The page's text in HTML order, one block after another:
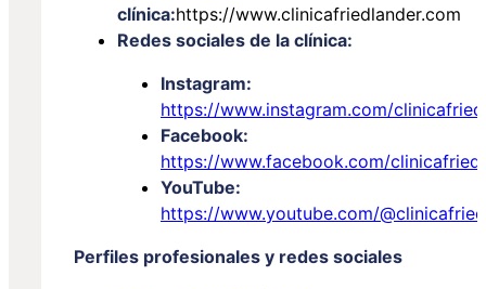
clínica:https://www.clinicafriedlander.com
Redes sociales de la clínica:
Instagram:
https://www.instagram.com/
Facebook:
https://www.facebook.com/
YouTube:
https://www.youtube.com/
Perfiles profesionales y redes sociales